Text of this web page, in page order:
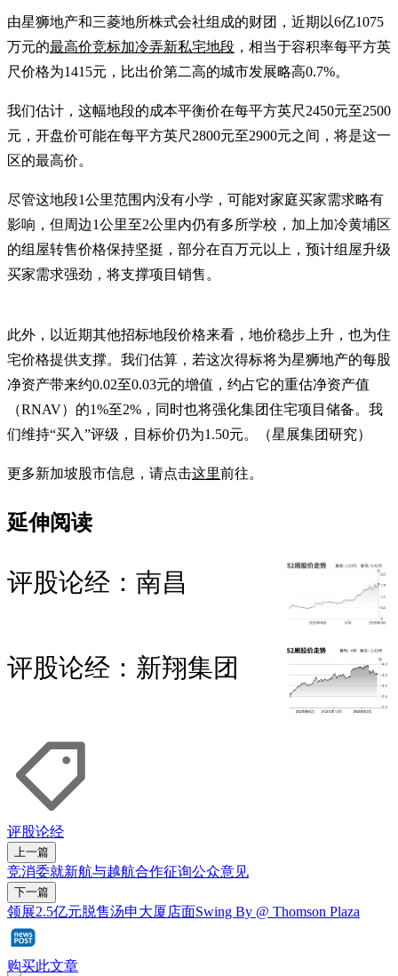
由星狮地产和三菱地所株式会社组成的财团，近期以6亿1075
万元的最高价竞标加冷弄新私宅地段 ，相当于容积率每平方英
尺价格为1415元，比出价第二高的城市发展略高0.7%。
我们估计，这幅地段的成本平衡价在每平方英尺2450元至2500
元，开盘价可能在每平方英尺2800元至2900元之间，将是这一
区的最高价。
尽管这地段1公里范围内没有小学，可能对家庭买家需求略有
影响，但周边1公里至2公里内仍有多所学校，加上加冷黄埔区
的组屋转售价格保持坚挺，部分在百万元以上，预计组屋升级
买家需求强劲，将支撑项目销售。
此外，以近期其他招标地段价格来看，地价稳步上升，也为住
宅价格提供支撑。我们估算，若这次得标将为星狮地产的每股
净资产带来约0.02至0.03元的增值，约占它的重估净资产值
（RNAV）的1%至2%，同时也将强化集团住宅项目储备。我
们维持“买入”评级，目标价仍为1.50元。（星展集团研究）
更多新加坡股市信息，请点击这里前往。
延伸阅读
评股论经：南昌
评股论经：新翔集团
评股论经
上一篇
竞消委就新航与越航合作征询公众意见
下一篇
领展2.5亿元脱售汤申大厦店面Swing By @ Thomson Plaza
购买此文章